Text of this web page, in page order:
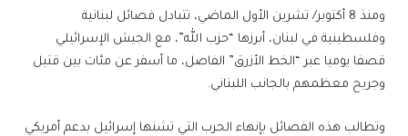
ومنذ 8 أكتوبر/ تشرين الأول الماضي، تتبادل فصائل لبنانية
وفلسطينية في لبنان، أبرزها “حزب الله”، مع الجيش الإسرائيلي
قصفا يوميا عبر “الخط الأزرق” الفاصل، ما أسفر عن مئات بين قتيل
وجريح معظمهم بالجانب اللبناني.
وتطالب هذه الفصائل بإنهاء الحرب التي تشنها إسرائيل بدعم أمريكي